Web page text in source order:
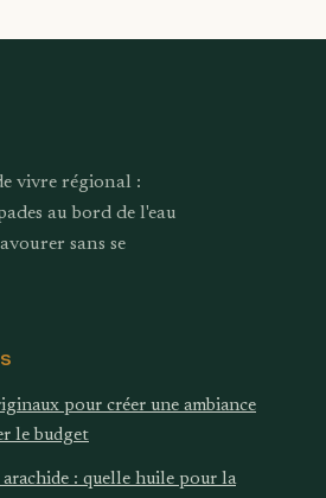
accompagnements
vivre régional :
au bord de l'eau
sans se
pour créer une ambiance
le budget
: quelle huile pour la